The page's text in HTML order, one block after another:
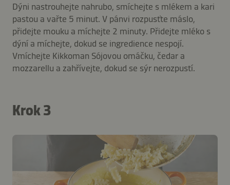
Dýni nastrouhejte nahrubo, smíchejte s mlékem a kari
pastou a vařte 5 minut. V pánvi rozpusťte máslo,
přidejte mouku a míchejte 2 minuty. Přidejte mléko s
dýní a míchejte, dokud se ingredience nespojí.
Vmíchejte Kikkoman Sójovou omáčku, čedar a
mozzarellu a zahřívejte, dokud se sýr nerozpustí.
Krok 3